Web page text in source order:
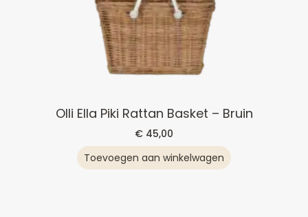
Olli Ella Piki Rattan Basket – Bruin
€ 45,00
Toevoegen aan winkelwagen